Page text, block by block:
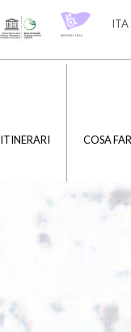
ITA
ITINERARI COSA